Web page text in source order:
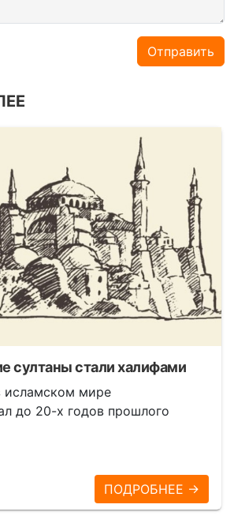
Отправить
султаны стали халифами
исламском мире
до 20-х годов прошлого
ПОДРОБНЕЕ →